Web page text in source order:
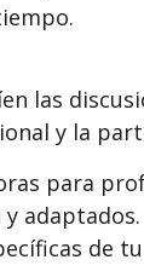
las
y la
para
de